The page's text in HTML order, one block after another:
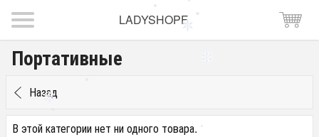
LADYSHOPE
Портативные
Назад
В этой категории нет ни одного товара.